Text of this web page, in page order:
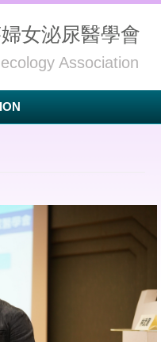
女泌尿醫學會
Association